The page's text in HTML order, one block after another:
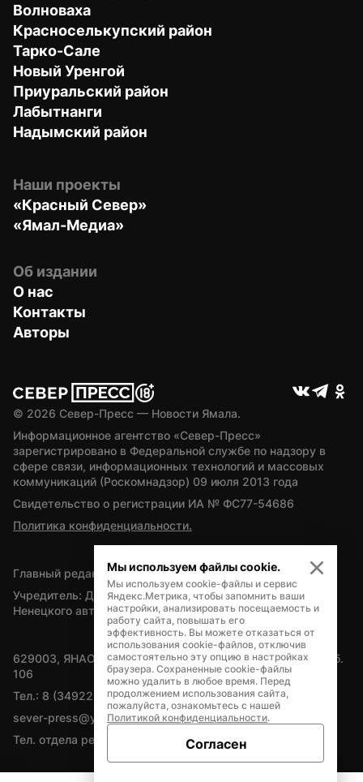
Волноваха
Красноселькупский район
Тарко-Сале
Новый Уренгой
Приуральский район
Лабытнанги
Надымский район
Наши проекты
«Красный Север»
«Ямал-Медиа»
Об издании
О нас
Контакты
Авторы
© 2026 Север-Пресс — Новости Ямала.
Информационное агентство «Север-Пресс»
зарегистрировано в Федеральной службе по надзору в
сфере связи, информационных технологий и массовых
коммуникаций (Роскомнадзор) 09 июля 2013 года
Свидетельство о регистрации ИА № ФС77-54686
Политика конфиденциальности.
Главный редактор — А.Л. Поздеев
Учредитель: Департамент внутренней политики Ямало-
Ненецкого автономного округа
629003, ЯНАО, Салехард, мкр. Богдана Кнунянца, д.1, каб.
106
Тел.: 8 (34922) 71262
sever-press@yamal-media.ru
Тел. отдела рекламы: 8 (34922) 42728
Мы используем файлы cookie.
Мы используем cookie-файлы и сервис
Яндекс.Метрика, чтобы запомнить ваши
настройки, анализировать посещаемость и
работу сайта, повышать его
эффективность. Вы можете отказаться от
использования cookie-файлов, отключив
самостоятельно эту опцию в настройках
браузера. Сохраненные cookie-файлы
можно удалить в любое время. Перед
продолжением использования сайта,
пожалуйста, ознакомьтесь с нашей
Политикой конфиденциальности.
Согласен